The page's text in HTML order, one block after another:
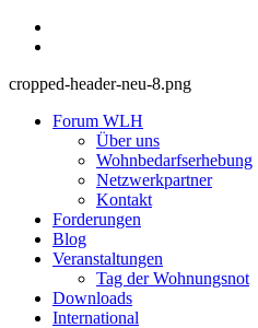
cropped-header-neu-8.png
Forum WLH
Über uns
Wohnbedarfserhebung
Netzwerkpartner
Kontakt
Forderungen
Blog
Veranstaltungen
Tag der Wohnungsnot
Downloads
International